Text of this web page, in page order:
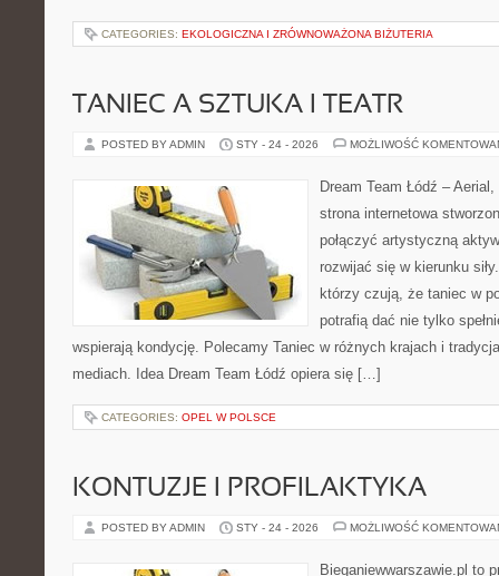
CATEGORIES: EKOLOGICZNA I ZRÓWNOWAŻONA BIŻUTERIA
TANIEC A SZTUKA I TEATR
POSTED BY ADMIN STY - 24 - 2026 MOŻLIWOŚĆ
Dream Team Łódź –
strona internetowa
połączyć artystyczną
rozwijać się w kierunku
którzy czują, że taniec w
potrafią dać nie tylko
wspierają kondycję. Polecamy Taniec w różnych krajach i
mediach. Idea Dream Team Łódź opiera się […]
CATEGORIES: OPEL W POLSCE
KONTUZJE I PROFILAKTYKA
POSTED BY ADMIN STY - 24 - 2026 MOŻLIWOŚĆ
Bieganiewwarszawie.pl to